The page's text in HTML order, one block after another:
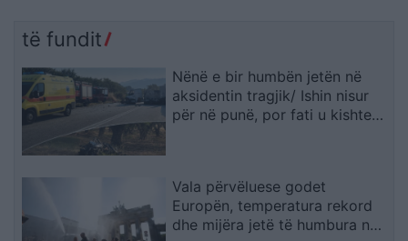
të fundit
Nënë e bir humbën jetën në
aksidentin tragjik/ Ishin nisur
për në punë, por fati u kishte
Vala përvëluese godet
Europën, temperatura rekord
dhe mijëra jetë të humbura nga